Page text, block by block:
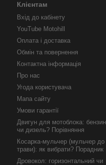
Клієнтам
Вхід до кабінету
YouTube Motohill
Оплата і доставка
Обмін та повернення
Контактна інформація
Про нас
Угода користувача
Мапа сайту
Умови гарантії
Двигун для мотоблока: бензин
чи дизель? Порівняння
Косарка-мульчер (мульчер до
трави): як вибрати? Порадник
Дровокол: горизонтальний чи